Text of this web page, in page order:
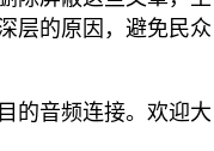
层的原因，避免民众
的音频连接。欢迎大